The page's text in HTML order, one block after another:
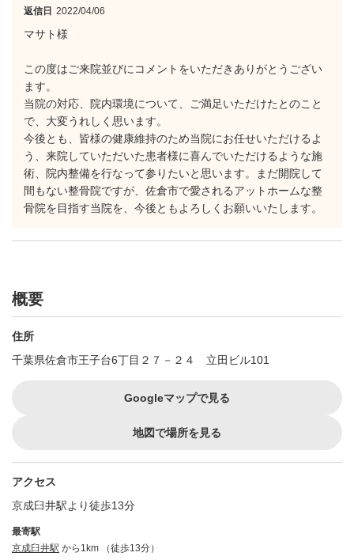
返信日 2022/04/06
マサト様
この度はご来院並びにコメントをいただきありがとうござい
ます。
当院の対応、院内環境について、ご満足いただけたとのこと
で、大変うれしく思います。
今後とも、皆様の健康維持のため当院にお任せいただけるよ
う、来院していただいた患者様に喜んでいただけるような施
術、院内整備を行なって参りたいと思います。まだ開院して
間もない整骨院ですが、佐倉市で愛されるアットホームな整
骨院を目指す当院を、今後ともよろしくお願いいたします。
概要
住所
千葉県佐倉市王子台6丁目２７－２４ 立田ビル101
Googleマップで見る
地図で場所を見る
アクセス
京成臼井駅より徒歩13分
最寄駅
京成臼井駅 から1km （徒歩13分）